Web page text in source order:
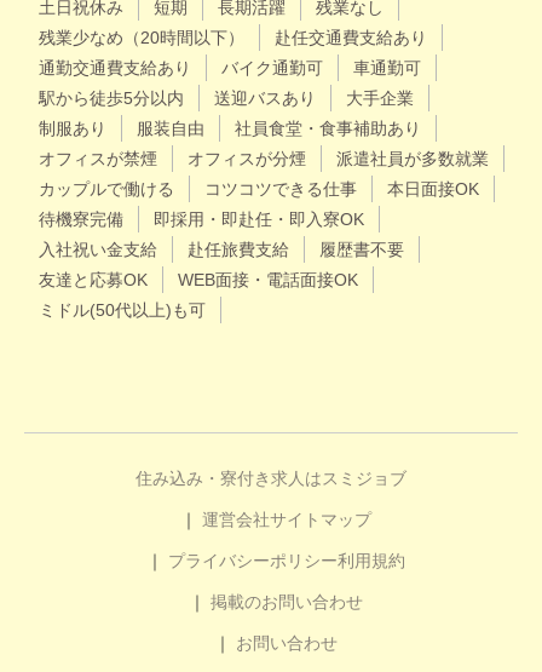
土日祝休み
短期 長期活躍
残業なし
残業少なめ（20時間以下）
赴任交通費支給あり
通勤交通費支給あり
バイク通勤可
車通勤可
駅から徒歩5分以内
送迎バスあり
大手企業
制服あり
服装自由
社員食堂・食事補助あり
オフィスが禁煙
オフィスが分煙
派遣社員が多数就業
カップルで働ける
コツコツできる仕事
本日面接OK
待機寮完備
即採用・即赴任・即入寮OK
入社祝い金支給
赴任旅費支給
履歴書不要
友達と応募OK
WEB面接・電話面接OK
ミドル(50代以上)も可
住み込み・寮付き求人はスミジョブ
運営会社サイトマップ
プライバシーポリシー利用規約
掲載のお問い合わせ
お問い合わせ